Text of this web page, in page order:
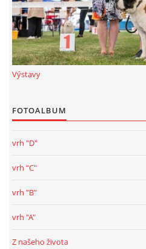
Výstavy
FOTOALBUM
vrh "D"
vrh "C"
vrh "B"
vrh "A"
Z našeho života